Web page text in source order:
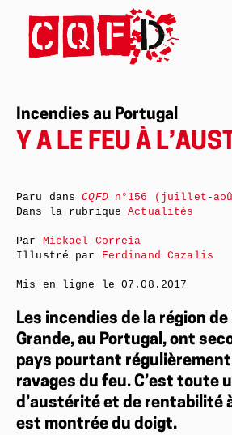
Incendies au Portugal
Y A LE FEU À
Les incendies de la région de
Grande, au Portugal, ont
pays pourtant régulièrement
ravages du feu. C’est toute
d’austérité et de rentabilité
est montrée du doigt.
Paru dansCQFDn°156 (juillet-
Dans la rubriqueActualités
Par Mickael Correia
Illustré par Ferdinand Cazalis
Mis en ligne le07.08.2017